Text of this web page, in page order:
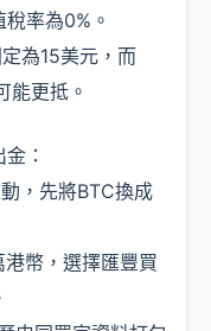
率為0%。
為15美元，而
能更抵。
：
，先將BTC換成
港幣，選擇匯豐買